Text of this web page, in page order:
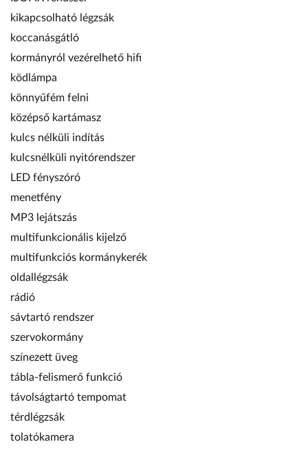
kikapcsolható légzsák
koccanásgátló
kormányról vezérelhető hifi
ködlámpa
könnyűfém felni
középső kartámasz
kulcs nélküli indítás
kulcsnélküli nyitórendszer
LED fényszóró
menetfény
MP3 lejátszás
multifunkcionális kijelző
multifunkciós kormánykerék
oldallégzsák
rádió
sávtartó rendszer
szervokormány
színezett üveg
tábla-felismerő funkció
távolságtartó tempomat
térdlégzsák
tolatókamera